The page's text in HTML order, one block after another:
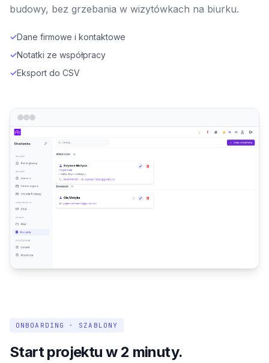
budowy, bez grzebania w wizytówkach na biurku.
✓Dane firmowe i kontaktowe
✓Notatki ze współpracy
✓Eksport do CSV
ONBOARDING · SZABLONY
Start projektu w 2 minuty.